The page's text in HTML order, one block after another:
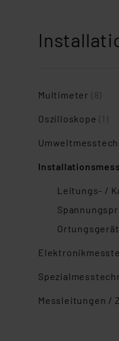
Multimeter (8)
Oszilloskope(1)
Leitungs- /
Messleitungen /